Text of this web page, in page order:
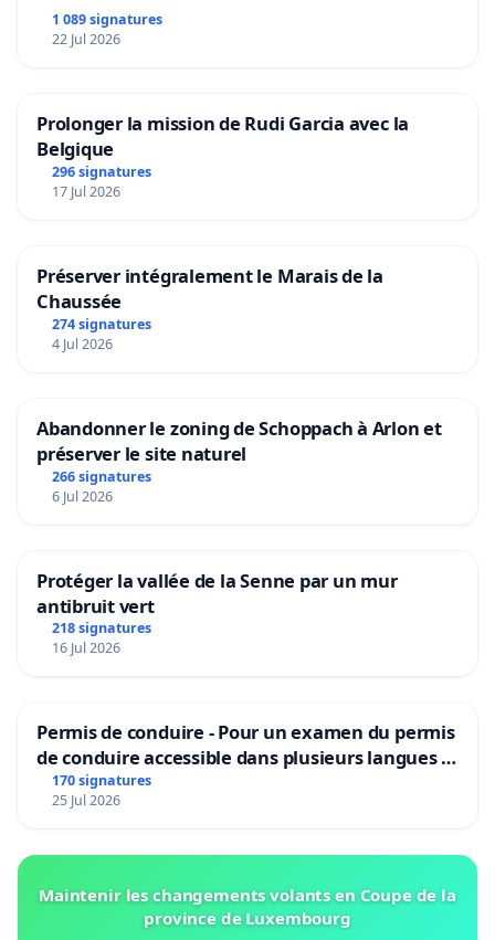
1 089 signatures
22 Jul 2026
Prolonger la mission de Rudi Garcia avec la
Belgique
296 signatures
17 Jul 2026
Préserver intégralement le Marais de la
Chaussée
274 signatures
4 Jul 2026
Abandonner le zoning de Schoppach à Arlon et
préserver le site naturel
266 signatures
6 Jul 2026
Protéger la vallée de la Senne par un mur
antibruit vert
218 signatures
16 Jul 2026
Permis de conduire - Pour un examen du permis
de conduire accessible dans plusieurs langues à
Bruxelles
170 signatures
25 Jul 2026
Maintenir les changements volants en Coupe de la
province de Luxembourg